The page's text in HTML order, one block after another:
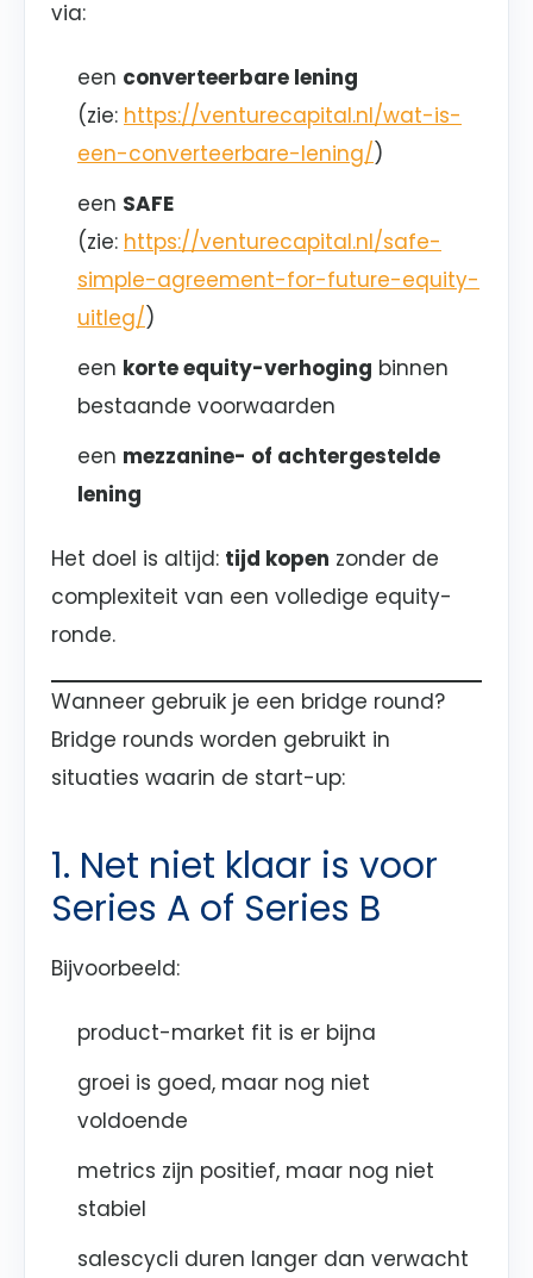
via:
een converteerbare lening
(zie: https://venturecapital.nl/wat-is-
een-converteerbare-lening/)
een SAFE
(zie: https://venturecapital.nl/safe-
simple-agreement-for-future-equity-
uitleg/)
een korte equity-verhoging binnen
bestaande voorwaarden
een mezzanine- of achtergestelde
lening
Het doel is altijd: tijd kopen zonder de
complexiteit van een volledige equity-
ronde.
Wanneer gebruik je een bridge round?
Bridge rounds worden gebruikt in
situaties waarin de start-up:
1. Net niet klaar is voor
Series A of Series B
Bijvoorbeeld:
product-market fit is er bijna
groei is goed, maar nog niet
voldoende
metrics zijn positief, maar nog niet
stabiel
salescycli duren langer dan verwacht